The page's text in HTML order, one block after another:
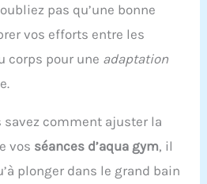
pas qu’une bonne
vos efforts entre les
corps pour une adaptation
comment ajuster la
vos séances d’aqua gym, il
plonger dans le grand bain